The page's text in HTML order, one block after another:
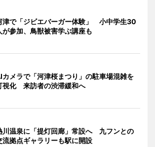
津で「ジビエバーガー体験」 小中学生30
が参加、鳥獣被害学ぶ講座も
カメラで「河津桜まつり」の駐車場混雑を
視化 来訪者の渋滞緩和へ
川温泉に「提灯回廊」常設へ 九フンとの
流拠点ギャラリーも駅に開設